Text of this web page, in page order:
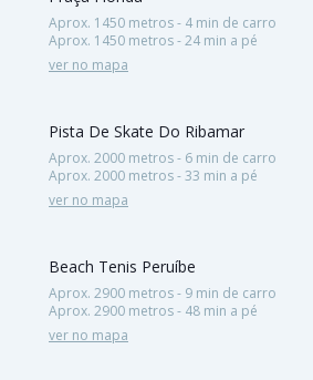
Aprox. 1450 metros - 4 min de carro
Aprox. 1450 metros - 24 min a pé
ver no mapa
Pista De Skate Do Ribamar
Aprox. 2000 metros - 6 min de carro
Aprox. 2000 metros - 33 min a pé
ver no mapa
Beach Tenis Peruíbe
Aprox. 2900 metros - 9 min de carro
Aprox. 2900 metros - 48 min a pé
ver no mapa